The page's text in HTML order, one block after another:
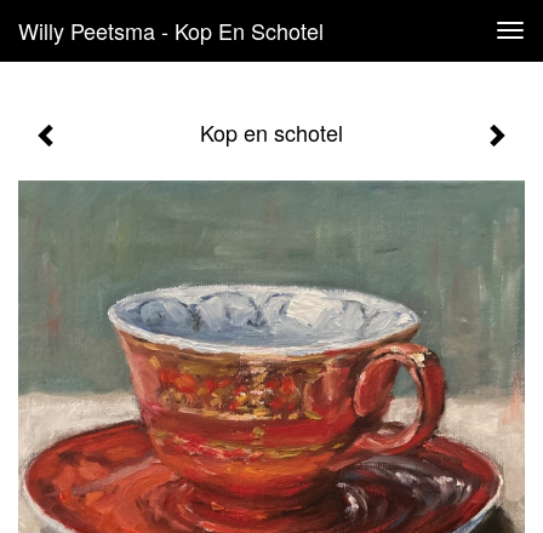
Willy Peetsma - Kop En Schotel
Kop en schotel